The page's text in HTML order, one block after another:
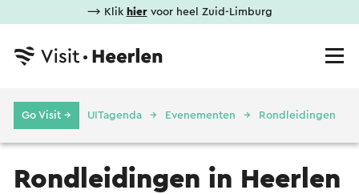
⟶ Klik hiervoor heel Zuid-Limburg
Go Visit → UITagenda Evenementen Rondleidingen
Rondleidingen in Heerlen